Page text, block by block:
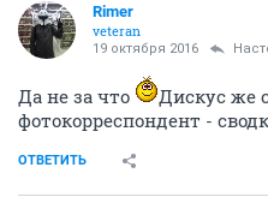
Rimer
veteran
19 октября 2016
Да не за что
Дискус же
фотокорреспондент -
ОТВЕТИТЬ